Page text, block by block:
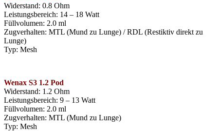
Widerstand: 0.8 Ohm
Leistungsbereich: 14 – 18 Watt
Füllvolumen: 2.0 ml
Zugverhalten: MTL (Mund zu Lunge) / RDL (Restiktiv direkt zu
Lunge)
Typ: Mesh
Wenax S3 1.2 Pod
Widerstand: 1.2 Ohm
Leistungsbereich: 9 – 13 Watt
Füllvolumen: 2.0 ml
Zugverhalten: MTL (Mund zu Lunge)
Typ: Mesh